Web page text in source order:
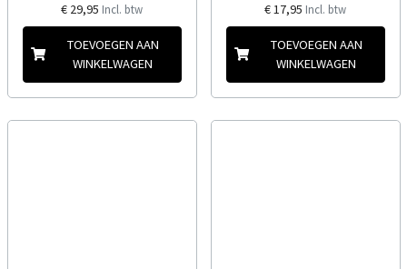
€ 29,95 Incl. btw
TOEVOEGEN AAN
WINKELWAGEN
€ 17,95 Incl. btw
TOEVOEGEN AAN
WINKELWAGEN